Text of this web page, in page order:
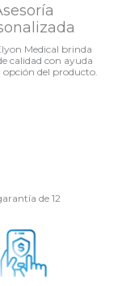
Medical brinda
calidad con ayuda
opción del producto.
de 12